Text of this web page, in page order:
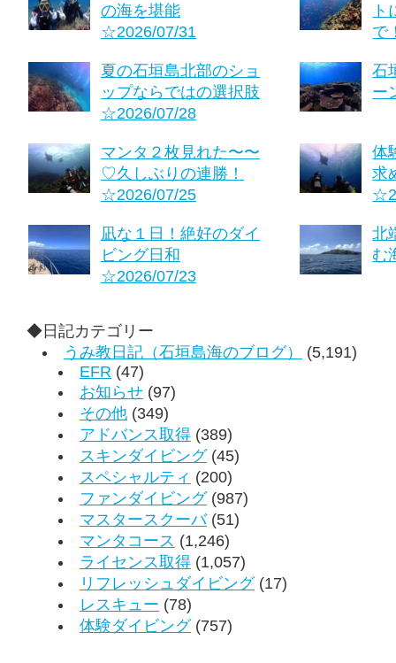
の海を堪能
☆2026/07/31
ト
で
夏の石垣島北部のショ
ップならではの選択肢
☆2026/07/28
石
ー
マンタ２枚見れた〜〜
♡久しぶりの連勝！
☆2026/07/25
体
求
凪な１日！絶好のダイ
ビング日和
☆2026/07/23
北
む
◆日記カテゴリー
うみ教日記（石垣島海のブログ）
(5,191)
EFR (47)
お知らせ (97)
その他 (349)
アドバンス取得 (389)
スキンダイビング(45)
スペシャルティ (200)
ファンダイビング(987)
マスタースクーバ(51)
マンタコース (1,246)
ライセンス取得 (1,057)
リフレッシュダイビング(17)
レスキュー (78)
体験ダイビング(757)